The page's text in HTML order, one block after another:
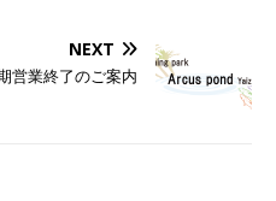
NEXT
営業終了のご案内